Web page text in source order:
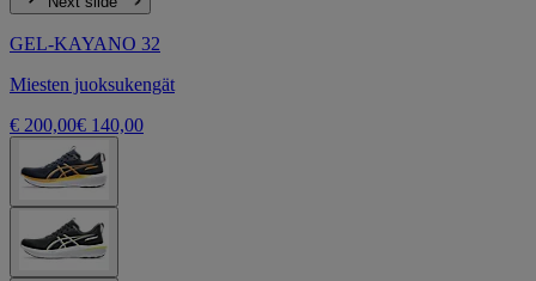
GEL-KAYANO 32
Miesten juoksukengät
€ 200,00€ 140,00